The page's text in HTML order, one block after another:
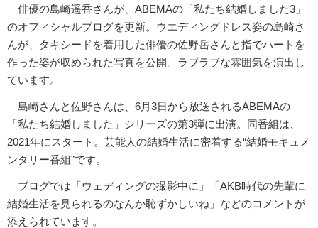
俳優の島崎遥香さんが、ABEMAの「私たち結婚しました3」
のオフィシャルブログを更新。ウエディングドレス姿の島崎さ
んが、タキシードを着用した俳優の佐野岳さんと指でハートを
作った姿が収められた写真を公開。ラブラブな雰囲気を演出し
ています。
島崎さんと佐野さんは、6月3日から放送されるABEMAの
「私たち結婚しました」シリーズの第3弾に出演。同番組は、
2021年にスタート。芸能人の結婚生活に密着する“結婚モキュメ
ンタリー番組”です。
ブログでは「ウェディングの撮影中に」「AKB時代の先輩に
結婚生活を見られるのなんか恥ずかしいね」などのコメントが
添えられています。